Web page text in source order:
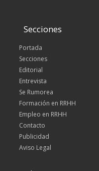
Secciones
Portada
Secciones
Editorial
Entrevista
Se Rumorea
Formación en RRHH
Empleo en RRHH
Contacto
Publicidad
Aviso Legal